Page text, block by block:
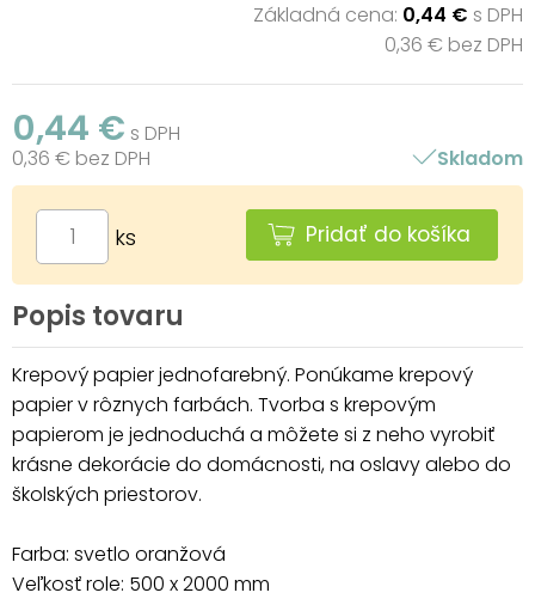
Základná cena: 0,44 € s DPH
0,36 € bez DPH
0,44 € s DPH
0,36 € bez DPH
Skladom
ks Pridať do košíka
Popis tovaru
Krepový papier jednofarebný. Ponúkame krepový
papier v rôznych farbách. Tvorba s krepovým
papierom je jednoduchá a môžete si z neho vyrobiť
krásne dekorácie do domácnosti, na oslavy alebo do
školských priestorov.
Farba: svetlo oranžová
Veľkosť role: 500 x 2000 mm